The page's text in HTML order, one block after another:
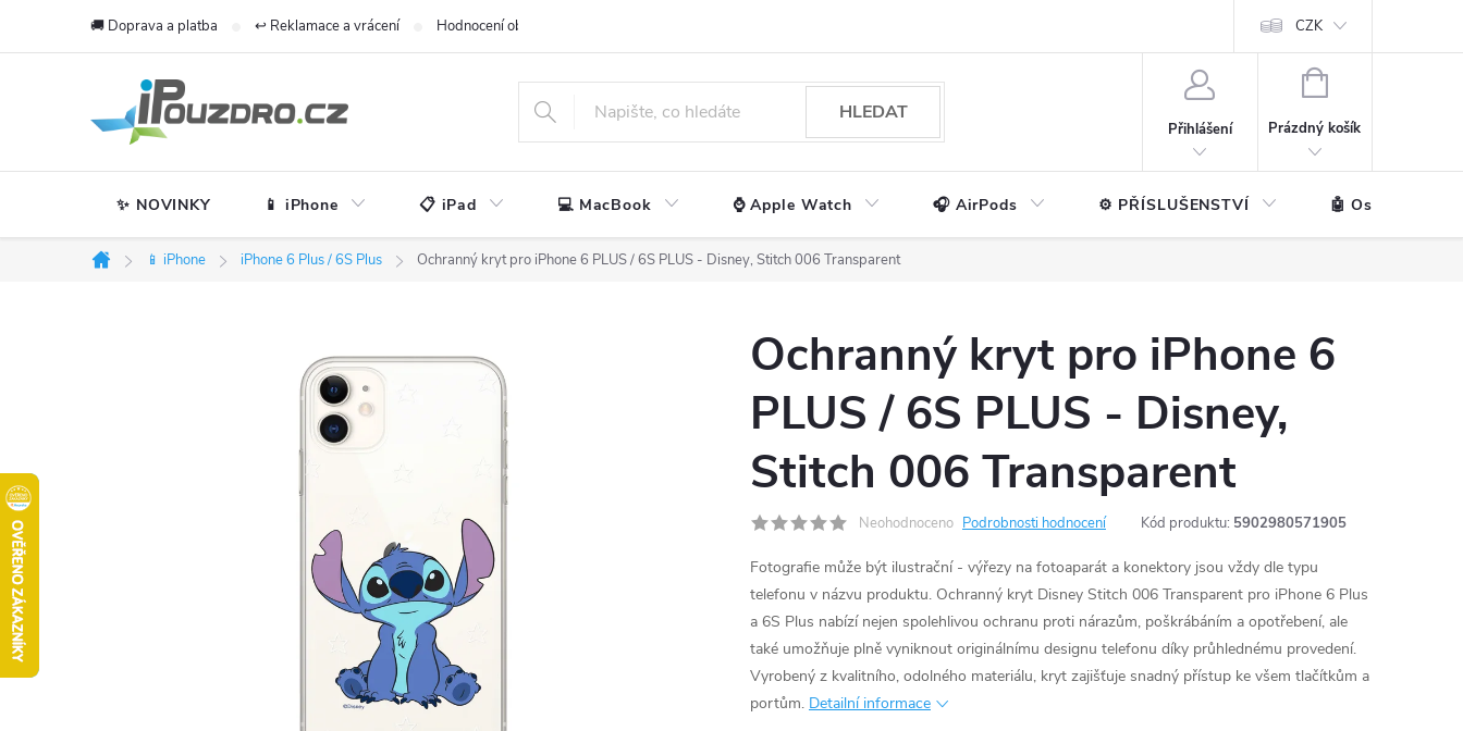
🚚 Doprava a platba ↩️ Reklamace a vrácení Hodnocení obchodu CZK
HLEDAT
Přihlášení
NÁKUPNÍ
Prázdný košík
✨ NOVINKY 📱 iPhone 📋 iPad 💻 MacBook ⌚ Apple Watch 🎧 AirPods ⚙️ PŘÍSLUŠENSTVÍ 🤖 Ostatní
Domů
📱 iPhone iPhone 6 Plus / 6S Plus Ochranný kryt pro iPhone 6 PLUS / 6S PLUS - Disney, Stitch 006 Transparent
Ochranný kryt pro iPhone 6
PLUS / 6S PLUS - Disney,
Stitch 006 Transparent
Neohodnoceno Podrobnosti hodnocení Kód produktu: 5902980571905
Fotografie může být ilustrační - výřezy na fotoaparát a konektory jsou vždy dle typu
telefonu v názvu produktu. Ochranný kryt Disney Stitch 006 Transparent pro iPhone 6 Plus
a 6S Plus nabízí nejen spolehlivou ochranu proti nárazům, poškrábáním a opotřebení, ale
také umožňuje plně vyniknout originálnímu designu telefonu díky průhlednému provedení.
Vyrobený z kvalitního, odolného materiálu, kryt zajišťuje snadný přístup ke všem tlačítkům a
portům. Detailní informace